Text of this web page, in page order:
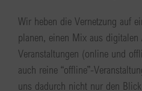
Wir heben die Vernetzung auf
planen, einen Mix aus digitalen
Veranstaltungen (online und
auch reine “offline”-
uns dadurch nicht nur den